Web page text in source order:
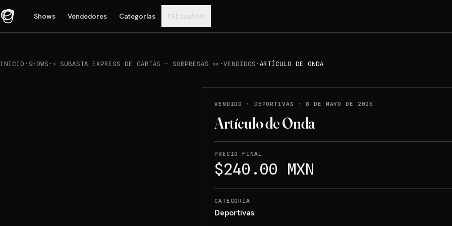
Shows Vendedores Categorías ES Español▾
INICIO · SHOWS · ⚡ SUBASTA EXPRESS DE CARTAS – SORPRESAS 👀 · VENDIDOS · ARTÍCULO DE ONDA
VENDIDO · DEPORTIVAS ·8 DE MAYO DE 2026
Artículo de Onda
PRECIO FINAL
$240.00 MXN
CATEGORÍA
Deportivas